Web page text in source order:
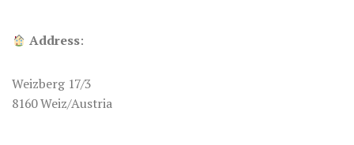
Address:
Weizberg 17/3
8160 Weiz/Austria